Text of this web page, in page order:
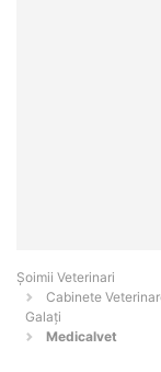
Șoimii Veterinari
Cabinete
Galaţi
Medicalvet